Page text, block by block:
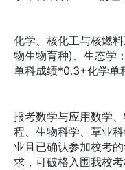
化学、核化工与核燃
物生物育种)、生态学
单科成绩*0.3+化学单
报考数学与应用数学
程、生物科学、草业
业且已确认参加校考
求，可破格入围我校考